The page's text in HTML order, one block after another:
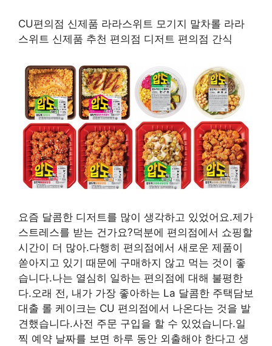
CU편의점 신제품 라라스위트 모기지 말차롤 라라
스위트 신제품 추천 편의점 디저트 편의점 간식
요즘 달콤한 디저트를 많이 생각하고 있었어요.제가
스트레스를 받는 건가요?덕분에 편의점에서 쇼핑할
시간이 더 많아.다행히 편의점에서 새로운 제품이
쏟아지고 있기 때문에 구매하지 않고 먹는 것이 좋
습니다.나는 열심히 일하는 편의점에 대해 불평한
다.오래 전, 내가 가장 좋아하는 La 달콤한 주택담보
대출 롤 케이크는 CU 편의점에서 나온다는 것을 발
견했습니다.사전 주문 구입을 할 수 있었습니다.일
찍 예약 날짜를 보면 하루 동안 외출해야 한다고 생